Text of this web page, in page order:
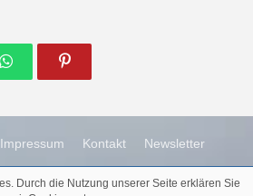
Impressum Kontakt Newsletter
Durch die Nutzung unserer Seite erklären Sie